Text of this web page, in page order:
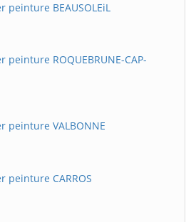
BEAUSOLEiL
ROQUEBRUNE-CAP-
peinture VALBONNE
peinture CARROS